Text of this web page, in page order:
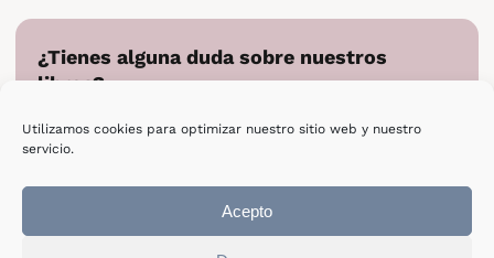
Utilizamos cookies para optimizar nuestro sitio web y nuestro
servicio.
Acepto
¿Tienes alguna duda sobre nuestros
libros?
directamente.
Escribir a Epsilon